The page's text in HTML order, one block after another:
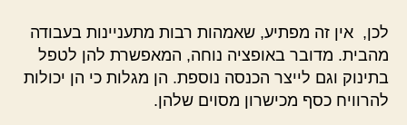
לכן, אין זה מפתיע, שאמהות רבות מתעניינות בעבודה
מהבית. מדובר באופציה נוחה, המאפשרת להן לטפל
בתינוק וגם לייצר הכנסה נוספת. הן מגלות כי הן יכולות
להרוויח כסף מכישרון מסוים שלהן.